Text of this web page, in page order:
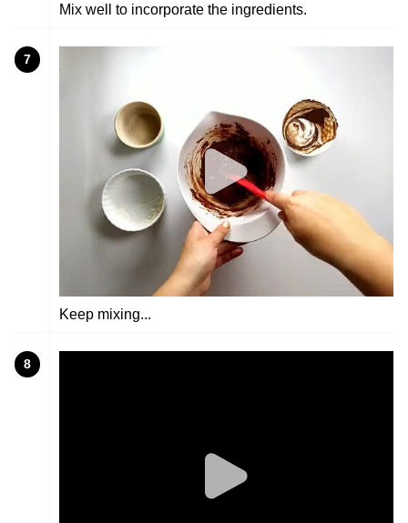
Mix well to incorporate the ingredients.
7
Keep mixing...
8